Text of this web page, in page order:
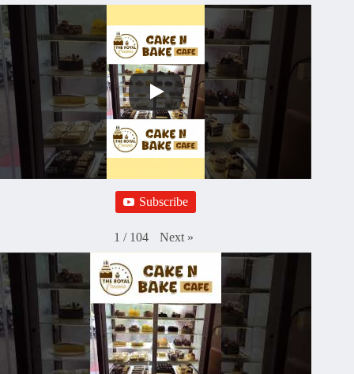
Subscribe
1 / 104 Next »